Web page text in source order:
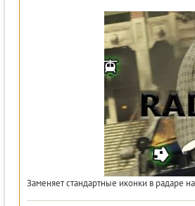
Заменяет стандартные иконки в радаре